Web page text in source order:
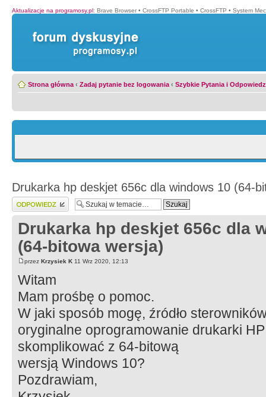
Aktualizacje na programosy.pl: Brave Browser • CrossFTP Portable • CrossFTP • System
Strona główna ‹ Zadaj pytanie bez logowania ‹ Szybkie Pytania i
Drukarka hp deskjet 656c dla windows 10 (64-
Wyślij odpowiedź
Drukarka hp deskjet 656c dla
(64-bitowa wersja)
przez Krzysiek K 11 Wrz 2020, 12:13
Witam
Mam prośbę o pomoc.
W jaki sposób mogę, źródło
oryginalne oprogramowanie drukarki
skomplikować z 64-bitową
wersją Windows 10?
Pozdrawiam,